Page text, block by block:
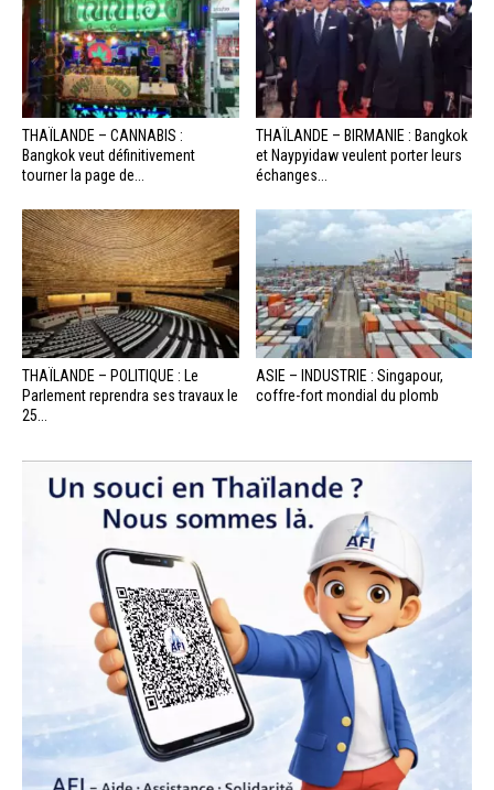
THAÏLANDE – CANNABIS :
Bangkok veut définitivement
tourner la page de...
THAÏLANDE – BIRMANIE : Bangkok
et Naypyidaw veulent porter leurs
échanges...
THAÏLANDE – POLITIQUE : Le
Parlement reprendra ses travaux le
25...
ASIE – INDUSTRIE : Singapour,
coffre-fort mondial du plomb